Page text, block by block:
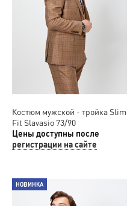
Костюм мужской - тройка Slim
Fit Slavasio 73/90
Цены доступны после
регистрации на сайте
НОВИНКА